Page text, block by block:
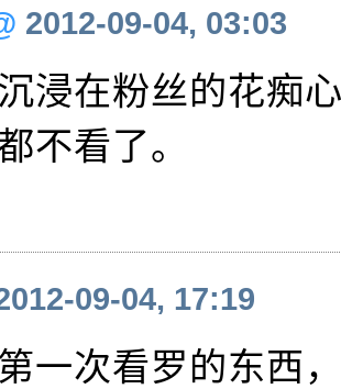
2012-09-04, 03:03
浸在粉丝的花痴
不看了。
09-04, 17:19
一次看罗的东西